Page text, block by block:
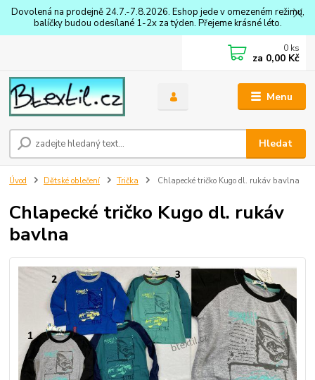
Dovolená na prodejně 24.7.-7.8.2026. Eshop jede v omezeném režimu,
balíčky budou odesílané 1-2x za týden. Přejeme krásné léto.
Menu
Hledat
0 ks
za 0,00 Kč
Úvod Dětské oblečení Trička Chlapecké tričko Kugo dl. rukáv bavlna
Chlapecké tričko Kugo dl. rukáv
bavlna